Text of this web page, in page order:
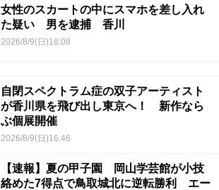
女性のスカートの中にスマホを差し入れ
た疑い 男を逮捕 香川
2026/8/9(日)18:08
自閉スペクトラム症の双子アーティスト
が香川県を飛び出し東京へ！ 新作なら
ぶ個展開催
2026/8/9(日)16:46
【速報】夏の甲子園 岡山学芸館が小技
絡めた7得点で鳥取城北に逆転勝利 エー